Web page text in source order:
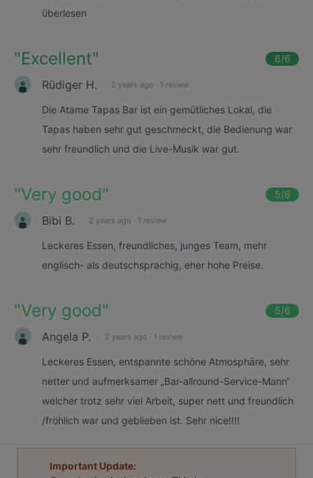
überlesen
"Excellent" 6/6
Rüdiger H. 2 years ago · 1 review
Die Atame Tapas Bar ist ein gemütliches Lokal, die
Tapas haben sehr gut geschmeckt, die Bedienung war
sehr freundlich und die Live-Musik war gut.
"Very good" 5/6
Bibi B. 2 years ago · 1 review
Leckeres Essen, freundliches, junges Team, mehr
englisch- als deutschsprachig, eher hohe Preise.
"Very good" 5/6
Angela P. 2 years ago · 1 review
Leckeres Essen, entspannte schöne Atmosphäre, sehr
netter und aufmerksamer „Bar-allround-Service-Mann“
welcher trotz sehr viel Arbeit, super nett und freundlich
/fröhlich war und geblieben ist. Sehr nice!!!!
Important Update: